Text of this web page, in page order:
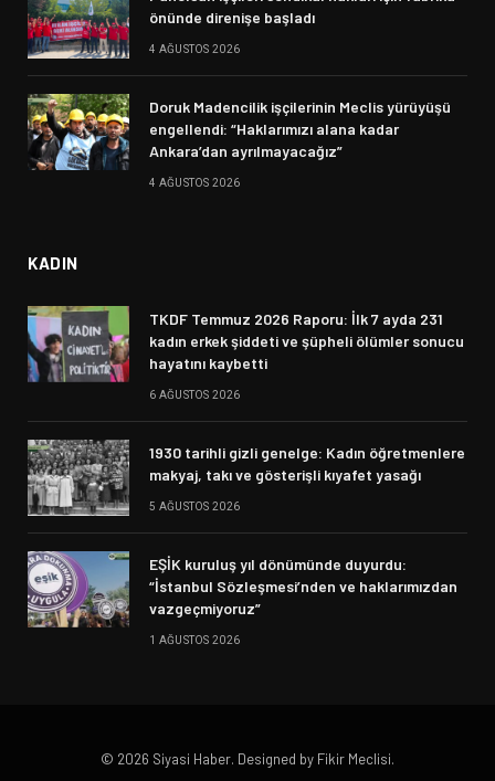
önünde direnişe başladı
4 AĞUSTOS 2026
Doruk Madencilik işçilerinin Meclis yürüyüşü
engellendi: “Haklarımızı alana kadar
Ankara’dan ayrılmayacağız”
4 AĞUSTOS 2026
KADIN
TKDF Temmuz 2026 Raporu: İlk 7 ayda 231
kadın erkek şiddeti ve şüpheli ölümler sonucu
hayatını kaybetti
6 AĞUSTOS 2026
1930 tarihli gizli genelge: Kadın öğretmenlere
makyaj, takı ve gösterişli kıyafet yasağı
5 AĞUSTOS 2026
EŞİK kuruluş yıl dönümünde duyurdu:
“İstanbul Sözleşmesi’nden ve haklarımızdan
vazgeçmiyoruz”
1 AĞUSTOS 2026
© 2026 Siyasi Haber. Designed by Fikir Meclisi.